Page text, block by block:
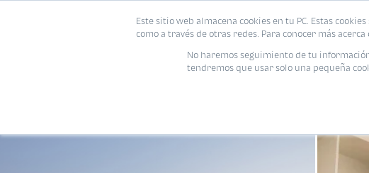
Este sitio web almacena cookies en tu PC. Estas
como a través de otras redes. Para conocer más
No haremos seguimiento de tu
tendremos que usar solo una pequeña
Viviendas